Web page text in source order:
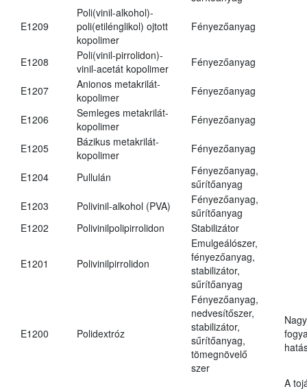
E1209
Poli(vinil-alkohol)-
poli(etilénglikol) ojtott
kopolimer
Fényezőanyag
E1208
Poli(vinil-pirrolidon)-
vinil-acetát kopolimer
Fényezőanyag
E1207
Anionos metakrilát-
kopolimer
Fényezőanyag
E1206
Semleges metakrilát-
kopolimer
Fényezőanyag
E1205
Bázikus metakrilát-
kopolimer
Fényezőanyag
E1204 Pullulán
Fényezőanyag,
sűrítőanyag
E1203
Polivinil-alkohol (PVA)
Fényezőanyag,
sűrítőanyag
E1202
Polivinilpolipirrolidon Stabilizátor
E1201 Polivinilpirrolidon
Emulgeálószer,
fényezőanyag,
stabilizátor,
sűrítőanyag
E1200 Polidextróz
Fényezőanyag,
nedvesítőszer,
stabilizátor,
sűrítőanyag,
tömegnövelő
szer
A